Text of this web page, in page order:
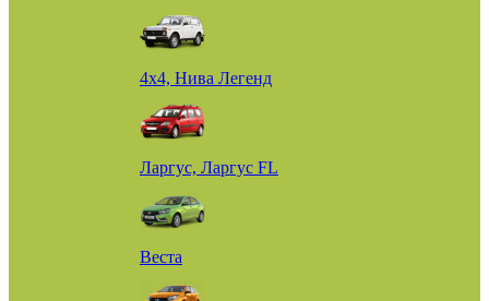
4х4, Нива Легенд
Ларгус, Ларгус FL
Веста